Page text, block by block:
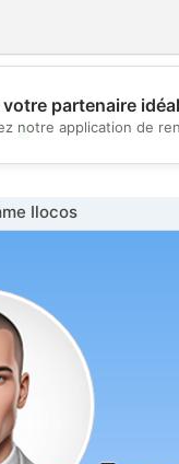
💖
partenaire idéal
notre application de
Ilocos